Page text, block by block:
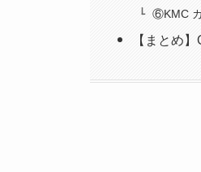
⑥KMC
【まとめ